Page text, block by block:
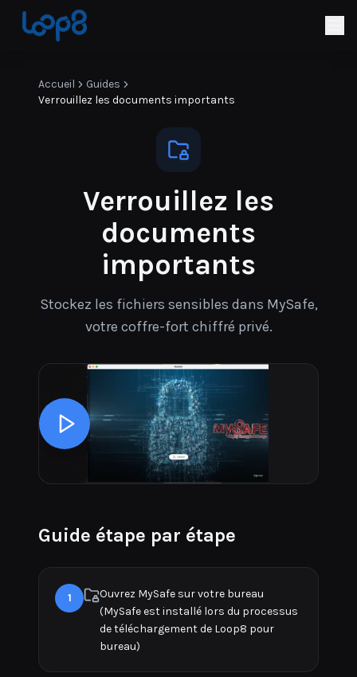
Accueil
Guides
Verrouillez les documents importants
Verrouillez les
documents
importants
Stockez les fichiers sensibles dans MySafe,
votre coffre-fort chiffré privé.
Guide étape par étape
1
Ouvrez MySafe sur votre bureau
(MySafe est installé lors du processus
de téléchargement de Loop8 pour
bureau)